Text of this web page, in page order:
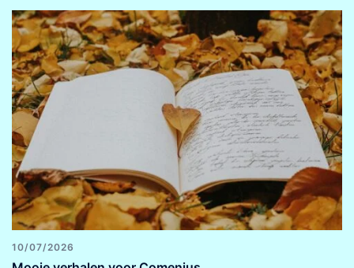
10/07/2026